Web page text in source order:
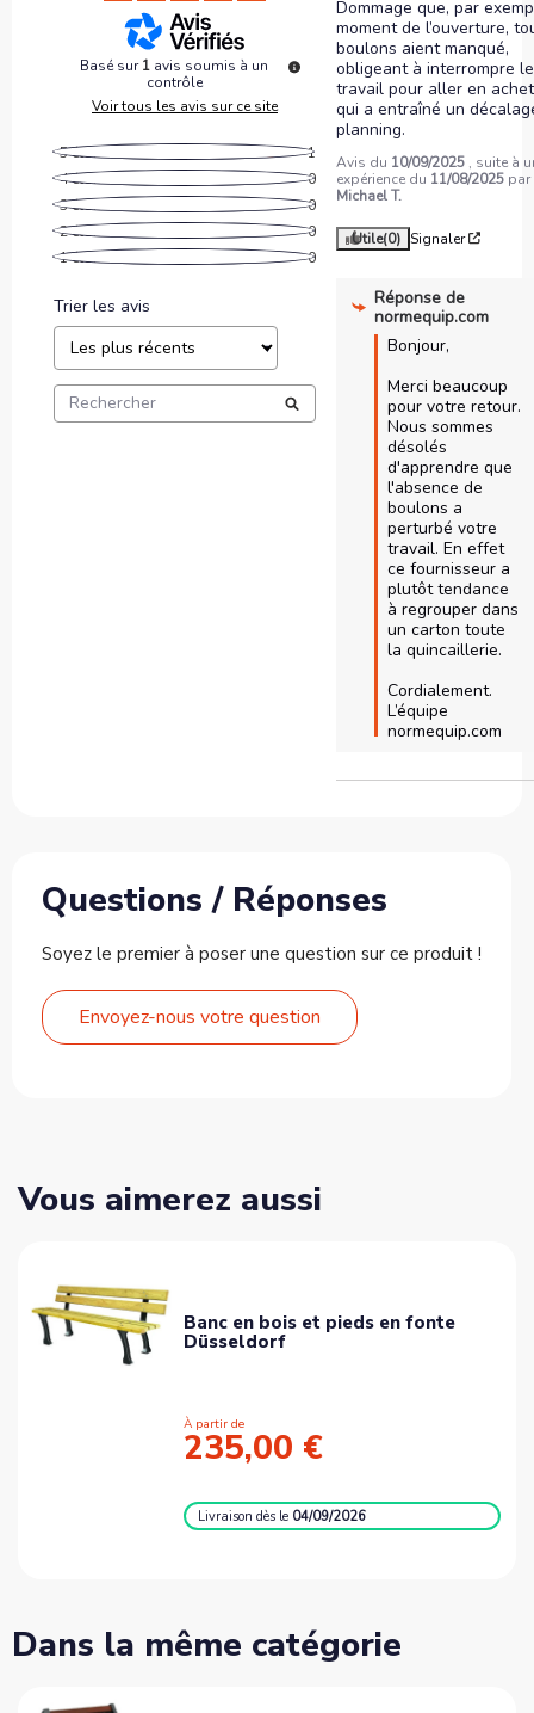
Basé sur1 avis soumis à un
contrôle
Voir tous les avis sur ce site
5étoiles
1
4étoiles
0
3étoiles
0
2étoiles
0
1étoile 0
Trier les avis
Dommage que, par
moment de l’ouverture,
boulons aient manqué,
obligeant à interrompre le
travail pour aller en
qui a entraîné un
planning.
Avis du 10/09/2025 , suite à
expérience du 11/08/2025 par
Michael T.
Utile(0) Signaler
Réponse de
normequip.com
Bonjour,
Merci beaucoup
pour votre retour.
Nous sommes
désolés
d'apprendre que
l'absence de
boulons a
perturbé votre
travail. En effet
ce fournisseur a
plutôt tendance
à regrouper dans
un carton toute
la quincaillerie.
Cordialement.
L’équipe
normequip.com
Questions / Réponses
Soyez le premier à poser une question sur ce produit !
Envoyez-nous votre question
Vous aimerez aussi
Banc en bois et pieds en fonte
Düsseldorf
À partir de
235,00 €
Livraisondès le 04/09/2026
Dans la même catégorie